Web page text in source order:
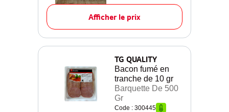
Afficher le prix
TG QUALITY
Bacon fumé en
tranche de 10 gr
Barquette De 500
Gr
Code : 300445